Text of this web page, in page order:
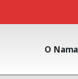
O Nama